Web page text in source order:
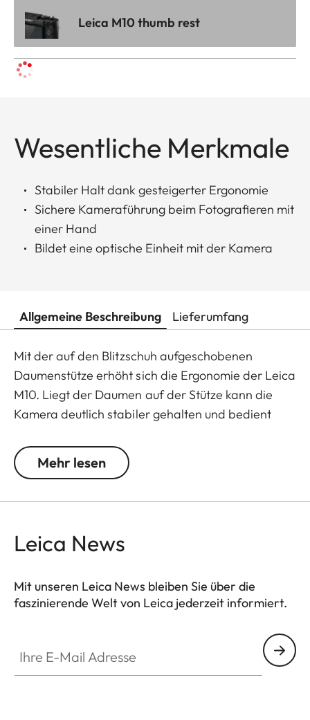
Leica M10 thumb rest
Wesentliche Merkmale
Stabiler Halt dank gesteigerter Ergonomie
Sichere Kameraführung beim Fotografieren mit
einer Hand
Bildet eine optische Einheit mit der Kamera
Allgemeine Beschreibung Lieferumfang
Mit der auf den Blitzschuh aufgeschobenen
Daumenstütze erhöht sich die Ergonomie der Leica
M10. Liegt der Daumen auf der Stütze kann die
Kamera deutlich stabiler gehalten und bedient
Fotografieren mit nur einer Hand eine sichere
Kameraführung und ermöglicht längere
die Leica M10 versehen ist - und bildet so eine
Mehr lesen
Leica News
Mit unseren Leica News bleiben Sie über die
faszinierende Welt von Leica jederzeit informiert.